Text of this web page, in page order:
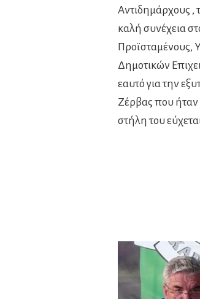
Αντιδημάρχους ,
καλή συνέχεια
Προϊσταμένους,
Δημοτικών
εαυτό για την
Ζέρβας που ήταν
στήλη του